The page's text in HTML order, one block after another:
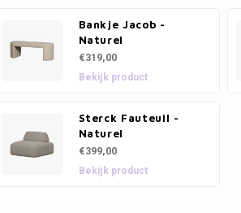
Bankje Jacob -
Naturel
€319,00
Bekijk product
Sterck Fauteuil -
Naturel
€399,00
Bekijk product